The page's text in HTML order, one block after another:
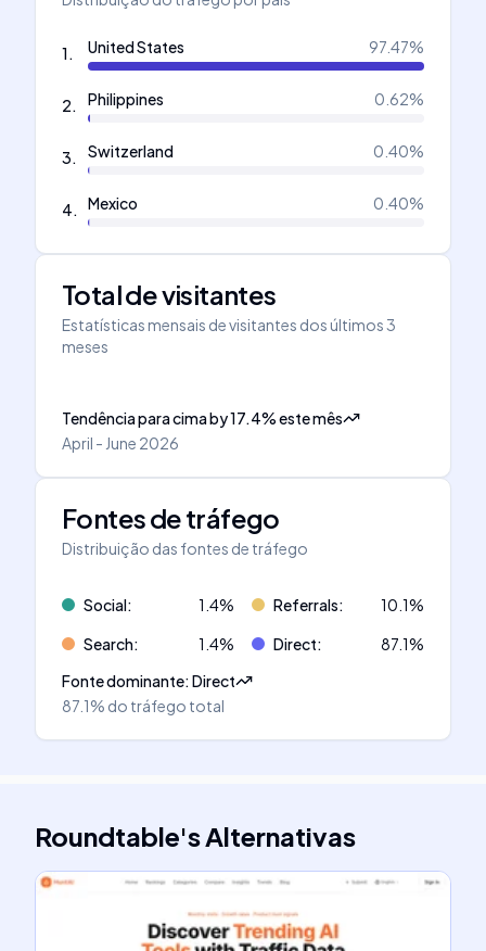
1. United States 97.47%
2. Philippines 0.62%
3. Switzerland 0.40%
4. Mexico 0.40%
Total de visitantes
Estatísticas mensais de visitantes dos últimos 3
meses
Tendência para cimaby17.4%este mês
April - June 2026
Fontes de tráfego
Distribuição das fontes de tráfego
Social: 1.4% Referrals: 10.1%
Search: 1.4% Direct: 87.1%
Fonte dominante:Direct
87.1% do tráfego total
Roundtable'sAlternativas